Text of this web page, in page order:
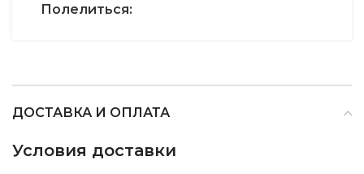
Полелиться:
ДОСТАВКА И ОПЛАТА
Условия доставки